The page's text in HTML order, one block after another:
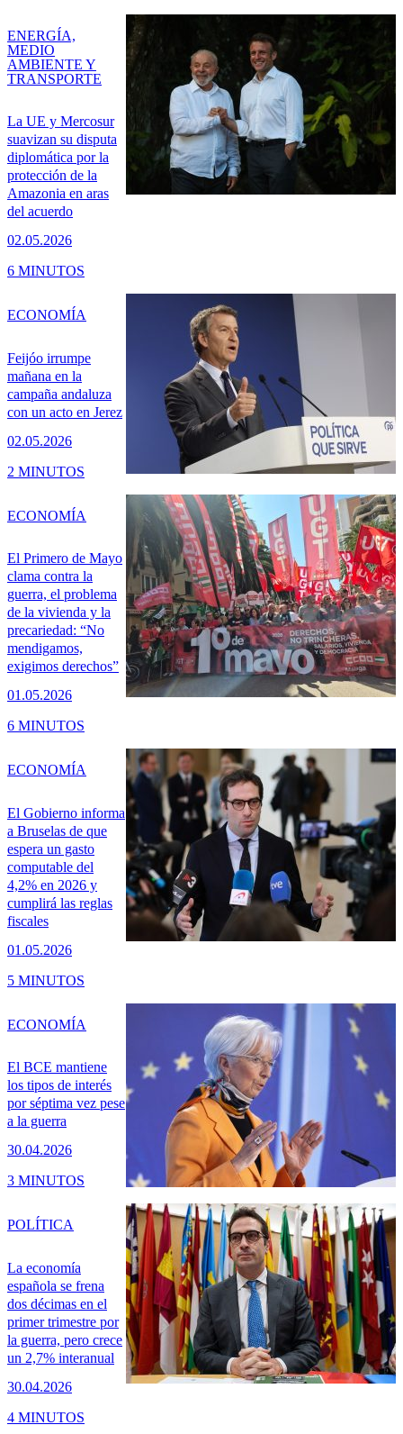
La UE y Mercosur
suavizan su disputa
diplomática por la
protección de la
Amazonia en aras
del acuerdo
02.05.2026
ENERGÍA,
MEDIO
AMBIENTE Y
TRANSPORTE
6 MINUTOS
Feijóo irrumpe
mañana en la
campaña andaluza
con un acto en Jerez
02.05.2026
ECONOMÍA
2 MINUTOS
El Primero de Mayo
clama contra la
guerra, el problema
de la vivienda y la
precariedad: “No
mendigamos,
exigimos derechos”
01.05.2026
ECONOMÍA
6 MINUTOS
El Gobierno informa
a Bruselas de que
espera un gasto
computable del
4,2% en 2026 y
cumplirá las reglas
fiscales
01.05.2026
ECONOMÍA
5 MINUTOS
El BCE mantiene
los tipos de interés
por séptima vez pese
a la guerra
30.04.2026
ECONOMÍA
3 MINUTOS
La economía
española se frena
dos décimas en el
primer trimestre por
la guerra, pero crece
un 2,7% interanual
30.04.2026
POLÍTICA
4 MINUTOS